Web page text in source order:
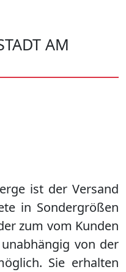
AM
ist der Versand
in Sondergrößen
zum vom Kunden
von der
Sie erhalten